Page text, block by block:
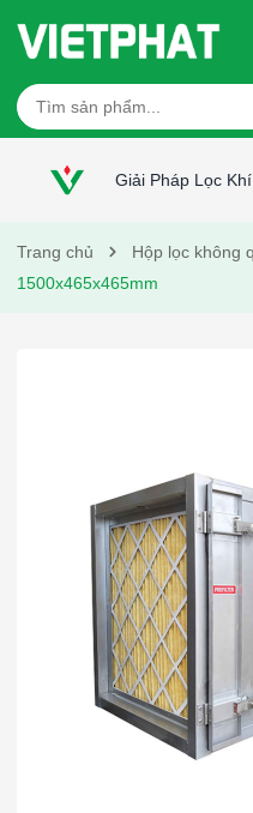
Giải Pháp Lọc
Trang chủ Hộp lọc không
1500x465x465mm